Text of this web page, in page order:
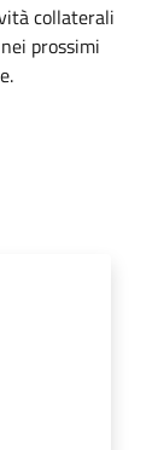
collaterali
prossimi